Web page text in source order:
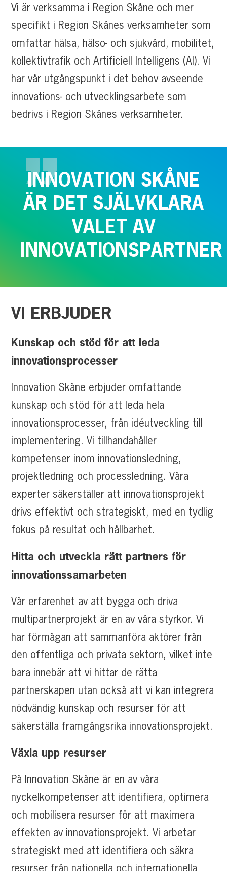
Vi är verksamma i Region Skåne och mer
specifikt i Region Skånes verksamheter som
omfattar hälsa, hälso- och sjukvård, mobilitet,
kollektivtrafik och Artificiell Intelligens (AI). Vi
har vår utgångspunkt i det behov avseende
innovations- och utvecklingsarbete som
bedrivs i Region Skånes verksamheter.
INNOVATION SKÅNE
ÄR DET SJÄLVKLARA
VALET AV
INNOVATIONSPARTNER
VI ERBJUDER
Kunskap och stöd för att leda
innovationsprocesser
Innovation Skåne erbjuder omfattande
kunskap och stöd för att leda hela
innovationsprocesser, från idéutveckling till
implementering. Vi tillhandahåller
kompetenser inom innovationsledning,
projektledning och processledning. Våra
experter säkerställer att innovationsprojekt
drivs effektivt och strategiskt, med en tydlig
fokus på resultat och hållbarhet.
Hitta och utveckla rätt partners för
innovationssamarbeten
Vår erfarenhet av att bygga och driva
multipartnerprojekt är en av våra styrkor. Vi
har förmågan att sammanföra aktörer från
den offentliga och privata sektorn, vilket inte
bara innebär att vi hittar de rätta
partnerskapen utan också att vi kan integrera
nödvändig kunskap och resurser för att
säkerställa framgångsrika innovationsprojekt.
Växla upp resurser
På Innovation Skåne är en av våra
nyckelkompetenser att identifiera, optimera
och mobilisera resurser för att maximera
effekten av innovationsprojekt. Vi arbetar
strategiskt med att identifiera och säkra
resurser från nationella och internationella